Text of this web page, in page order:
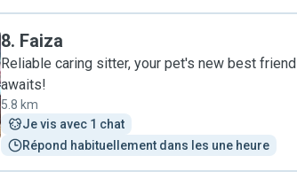
8. Faiza
Reliable caring sitter, your pet's new best friend
awaits!
5.8 km
Je vis avec 1 chat
Répond habituellement dans les une heure